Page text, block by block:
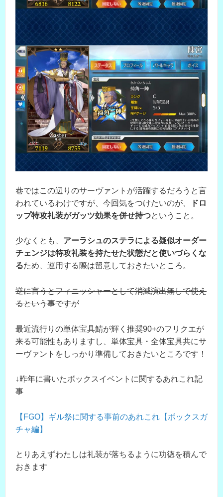
巷ではこの辺りのサーヴァントが活躍するだろうと言
われているわけですが、今回気をつけたいのが、
ドロ
ップ特攻礼装がガッツ効果を併せ持つということ。
少なくとも、 アーラシュのステラによる疑似オーダー
チェンジは特攻礼装を持たせた状態だと使いづらくな
るため、運用する際は留意しておきたいところ。
逆に言うとフィニッシャーとして消滅演出無しで使え
るという事ですが
最近流行りの単体宝具鯖が輝く推奨90+のフリクエが
来る可能性もありますし、単体宝具・全体宝具共にサ
ーヴァントをしっかり準備しておきたいところです！
↓昨年に書いたボックスイベントに関するあれこれ記
事
【FGO】ギル祭に関する事前のあれこれ【ボックスガ
チャ編】
とりあえずわたしは礼装が落ちるように功徳を積んで
おきます